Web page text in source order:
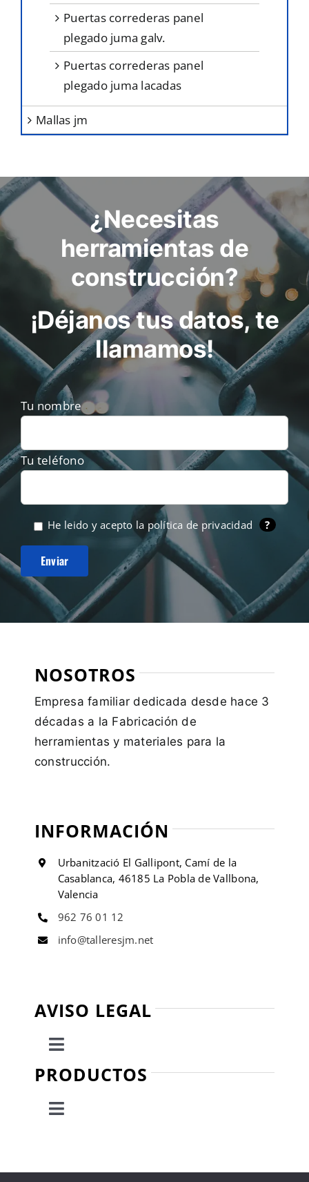
puertas correderas panel
plegado juma galv.
puertas correderas panel
plegado juma lacadas
mallas jm
¿Necesitas
herramientas de
construcción?
¡Déjanos tus datos, te
llamamos!
Tu nombre
Tu teléfono
He leido y acepto la política de privacidad ?
NOSOTROS
Empresa familiar dedicada desde hace 3
décadas a la Fabricación de
herramientas y materiales para la
construcción.
INFORMACIÓN
Urbanització El Gallipont, Camí de la
Casablanca, 46185 La Pobla de Vallbona,
Valencia
962 76 01 12
info@talleresjm.net
AVISO LEGAL
Toggle
Política de privacidad
PRODUCTOS
Toggle